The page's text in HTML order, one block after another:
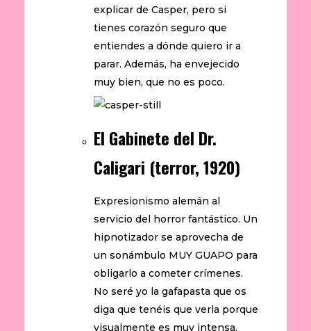
explicar de Casper, pero si
tienes corazón seguro que
entiendes a dónde quiero ir a
parar. Además, ha envejecido
muy bien, que no es poco.
El Gabinete del Dr.
Caligari (terror, 1920)
Expresionismo alemán al
servicio del horror fantástico. Un
hipnotizador se aprovecha de
un sonámbulo MUY GUAPO para
obligarlo a cometer crímenes.
No seré yo la gafapasta que os
diga que tenéis que verla porque
visualmente es muy intensa,